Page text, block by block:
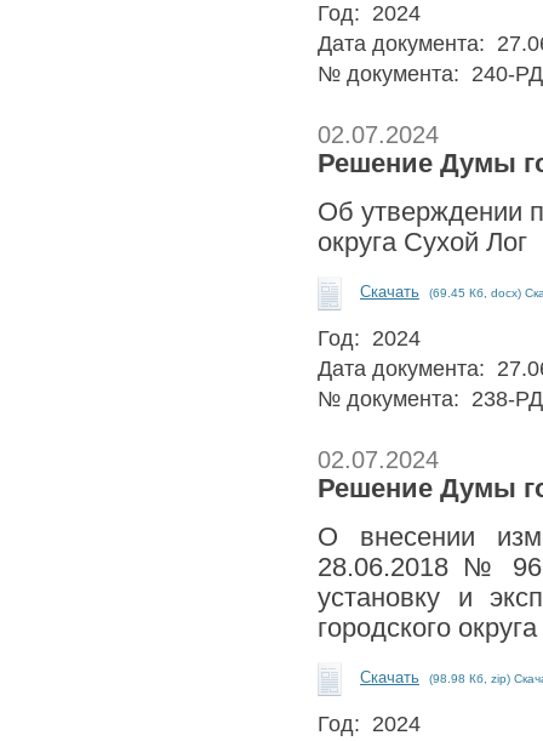
Год: 2024
Дата документа:
№ документа: 240-РД
02.07.2024
Решение Думы
Об утверждении
округа Сухой Лог
Скачать (69.45 Кб, docx)
Год: 2024
Дата документа:
№ документа: 238-РД
02.07.2024
Решение Думы
О внесении
28.06.2018 №
установку и
городского
Скачать (98.98 Кб, zip)
Год: 2024